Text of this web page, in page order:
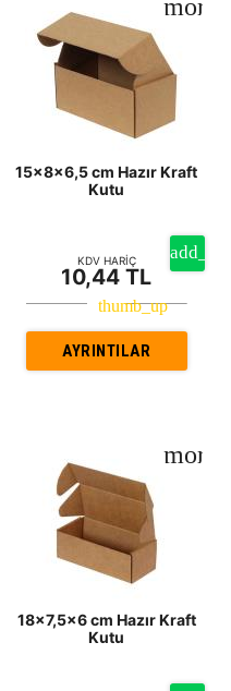
15x8x6,5 cm Hazır Kraft
Kutu
KDV HARİÇ
10,44 TL
AYRINTILAR
18x7,5x6 cm Hazır Kraft
Kutu